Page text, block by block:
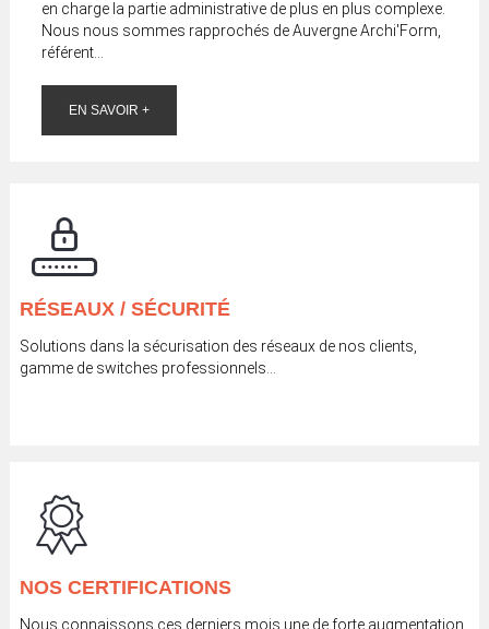
en charge la partie administrative de plus en plus complexe.
Nous nous sommes rapprochés de Auvergne Archi'Form,
référent...
EN SAVOIR +
RÉSEAUX / SÉCURITÉ
Solutions dans la sécurisation des réseaux de nos clients,
gamme de switches professionnels…
NOS CERTIFICATIONS
Nous connaissons ces derniers mois une de forte augmentation